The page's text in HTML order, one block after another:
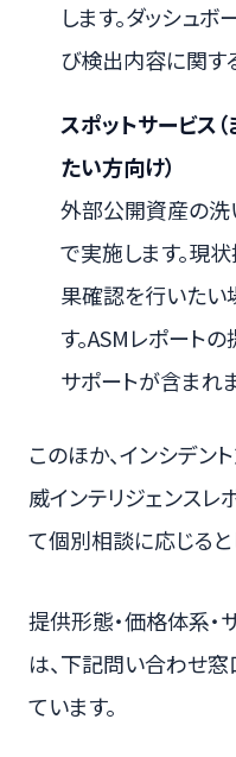
します。ダッシュ
び検出内容に関す
スポットサービス
たい方向け）
外部公開資産の洗
で実施します。現
果確認を行いたい
す。ASMレポート
サポートが含まれ
このほか、インシデ
威インテリジェンスレ
て個別相談に応じると
提供形態・価格体系・
は、下記問い合わせ
ています。